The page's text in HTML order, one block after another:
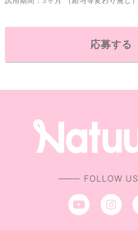
応募する
FOLLOW US